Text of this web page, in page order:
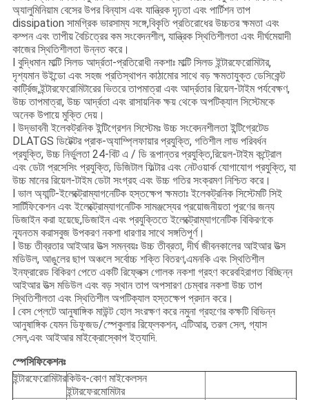
অ্যালুমিনিয়াম বেসের উপর বিন্যাস এবং যান্ত্রিক দৃঢ়তা এবং পার্টিশন তাপ
dissipation সামগ্রিক ভারসাম্য সঙ্গে,বিকৃতি প্রতিরোধের উচ্চতর ক্ষমতা এবং
কম্পন এবং তাপীয় বৈচিত্রের কম সংবেদনশীল, যান্ত্রিক স্থিতিশীলতা এবং দীর্ঘমেয়াদী
কাজের স্থিতিশীলতা উন্নত করে।
l বুদ্ধিমান মাল্টি সিলড আর্দ্রতা-প্রতিরোধী নকশাঃ মাল্টি সিলড ইন্টারফেরোমিটার,
দৃশ্যমান উইন্ডো এবং সহজ প্রতিস্থাপন কাঠামোর সাথে বড় ক্ষমতাযুক্ত ডেসিকেন্ট
কার্ট্রিজ,ইন্টারফেরোমিটারের ভিতরে তাপমাত্রা এবং আর্দ্রতার রিয়েল-টাইম পর্যবেক্ষণ,
উচ্চ তাপমাত্রা, উচ্চ আর্দ্রতা এবং রাসায়নিক ক্ষয় থেকে অপটিক্যাল সিস্টেমকে
অনেক উপায়ে মুক্তি দেয়।
l উদ্ভাবনী ইলেকট্রনিক ইন্টিগ্রেশন সিস্টেমঃ উচ্চ সংবেদনশীলতা ইন্টিগ্রেটেড
DLATGS ডিটেক্টর প্রাক-অ্যাম্প্লিফায়ার প্রযুক্তি, গতিশীল লাভ পরিবর্ধন
প্রযুক্তি, উচ্চ নির্ভুলতা 24-বিট এ / ডি রূপান্তর প্রযুক্তি,রিয়েল-টাইম কন্ট্রোল
এবং ডেটা প্রসেসিং প্রযুক্তি, ডিজিটাল ফিল্টার এবং নেটওয়ার্ক যোগাযোগ প্রযুক্তি, যা
উচ্চ মানের রিয়েল-টাইম ডেটা সংগ্রহ এবং উচ্চ গতির সংক্রমণ নিশ্চিত করে।
l ভাল অ্যান্টি-ইলেক্ট্রোম্যাগনেটিক হস্তক্ষেপ ক্ষমতাঃ ইলেকট্রনিক সিস্টেমটি সিই
সার্টিফিকেশন এবং ইলেক্ট্রোম্যাগনেটিক সামঞ্জস্যের প্রয়োজনীয়তা পূরণের জন্য
ডিজাইন করা হয়েছে,ডিজাইন এবং প্রযুক্তিতে ইলেক্ট্রোম্যাগনেটিক বিকিরণকে
ন্যূনতম করাসবুজ উপকরণ নকশা ধারণার সাথে সঙ্গতিপূর্ণ।
l উচ্চ তীব্রতার আইআর উত্স সমন্বয়ঃ উচ্চ তীব্রতা, দীর্ঘ জীবনকালের আইআর উত্স
মডিউল, আঙুলের ছাপ অঞ্চলে সর্বোচ্চ শক্তি বিতরণ,এমনকি এবং স্থিতিশীল
ইনফ্রারেড বিকিরণ পেতে একটি রিফ্লেক্স গোলক নকশা গ্রহণ করেবহিরাগত বিচ্ছিন্ন
আইআর উত্স মডিউল এবং বড় স্থান তাপ অপসারণ চেম্বার নকশা উচ্চ তাপ
স্থিতিশীলতা এবং স্থিতিশীল অপটিক্যাল হস্তক্ষেপ প্রদান করে।
l বেস প্লেটে আনুষাঙ্গিক মাউন্ট হোল সংরক্ষণ করে নমুনা গ্রহণের কক্ষটি বিভিন্ন
আনুষাঙ্গিক যেমন ডিফুজড/স্পেকুলার রিফ্লেকশন, এটিআর, তরল সেল, গ্যাস
সেল,এবং আইআর মাইক্রোস্কোপ ইত্যাদি.
স্পেসিফিকেশনঃ
ইন্টারফেরোমিটারকিউব-কোণ মাইকেলসন
ইন্টারফেরমোমিটার